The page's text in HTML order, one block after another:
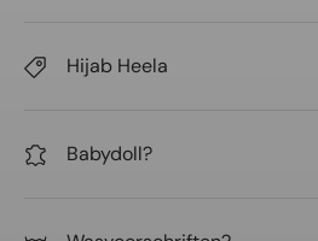
Hijab Heela
Babydoll?